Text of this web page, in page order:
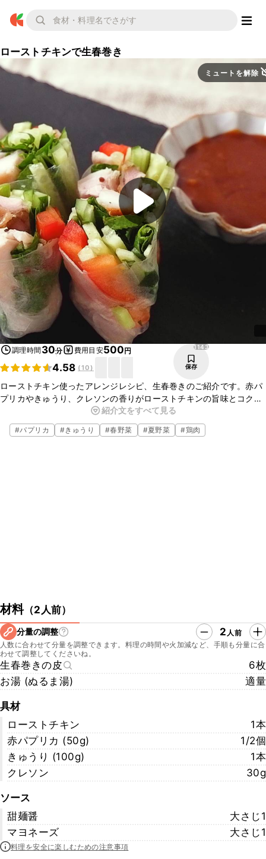
ローストチキンで生春巻き
ミュートを解除
調理時間 30分 費用目安500円
4.58 (10)
1143
保存
ローストチキン使ったアレンジレシピ、生春巻きのご紹介です。赤パ
プリカやきゅうり、クレソンの香りがローストチキンの旨味とコク、
甜麺醤風味のマヨネーズにとてもよく合い、おいしいですよ。彩りも
きれいでおもてなしにも喜ばれますのでぜひ、お試しくださいね。
紹介文をすべて見る
#パプリカ #きゅうり #春野菜 #夏野菜 #鶏肉
材料（2人前）
分量の調整 2 人前
人数に合わせて分量を調整できます。料理の時間や火加減など、手順も分量に合
わせて調整してくださいね。
生春巻きの皮
6枚
お湯 (ぬるま湯)
適量
具材
ローストチキン
1本
赤パプリカ (50g)
1/2個
きゅうり (100g)
1本
クレソン
30g
ソース
甜麺醤
大さじ1
マヨネーズ
大さじ1
料理を安全に楽しむための注意事項